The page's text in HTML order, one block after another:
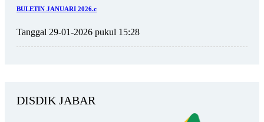
BULETIN JANUARI 2026.c
Tanggal 29-01-2026 pukul 15:28
DISDIK JABAR